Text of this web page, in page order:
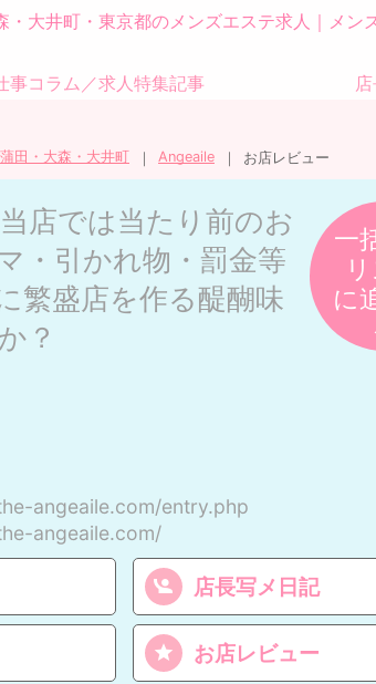
大井町・東京都のメンズエステ求人｜メン
事コラム／求人特集記事
蒲田・大森・大井町 Angeaile お店レビュー
店では当たり前のお
・引かれ物・罰金等
繁盛店を作る醍醐味
？
angeaile.com/entry.php
angeaile.com/
店長写メ日記
お店レビュー
一
に